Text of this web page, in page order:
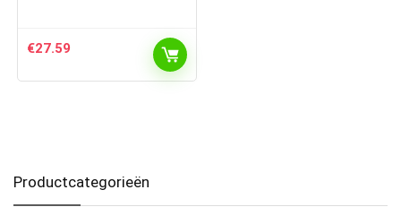
€27.59
Productcategorieën